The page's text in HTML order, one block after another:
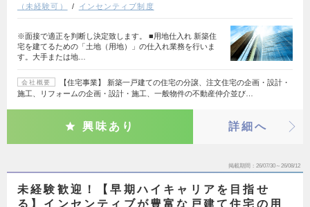
（未経験可）
インセンティブ制度
※面接で適正を判断し決定致します。 ■用地仕入れ 新築住
宅を建てるための「土地（用地）」の仕入れ業務を行いま
す。大手または地…
会社概要
【住宅事業】 新築一戸建ての住宅の分譲、注文住宅の企画・設計・
施工、リフォームの企画・設計・施工、一般物件の不動産仲介並び…
興味あり 詳細へ
掲載期間 26/07/30～26/08/12
未経験歓迎！【早期ハイキャリアを目指せ
る】インセンティブが豊富な戸建て住宅の用